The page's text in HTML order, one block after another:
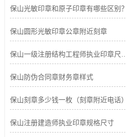
保山光敏印章和原子印章有哪些区别？
保山圆形光敏印章公章附近刻章
保山防伪合同章财务章样式
保山刻章多少钱一枚（刻章附近电话）
保山注册建造师执业印章规格尺寸